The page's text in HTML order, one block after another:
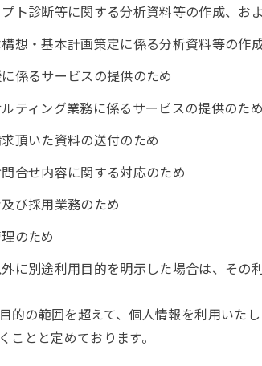
ト診断等に関する分析資料等の作成、お
想・基本計画策定に係る分析資料等の作
係るサービスの提供のため
ティング業務に係るサービスの提供のため
頂いた資料の送付のため
合せ内容に関する対応のため
び採用業務のため
のため
に別途利用目的を明示した場合は、その
的の範囲を超えて、個人情報を利用いた
ことと定めております。